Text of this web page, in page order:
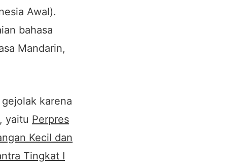
Awal).
bahasa
Mandarin,
karena
yaitu Perpres
Kecil dan
Tingkat I